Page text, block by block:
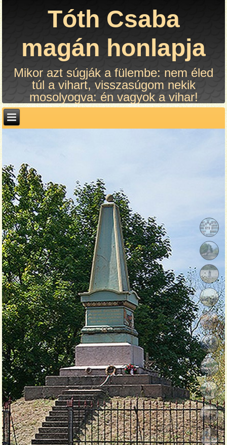
Tóth Csaba
magán honlapja
Mikor azt súgják a fülembe: nem éled
túl a vihart, visszasúgom nekik
mosolyogva: én vagyok a vihar!